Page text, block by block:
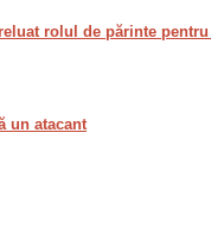
rolul de părinte
un atacant